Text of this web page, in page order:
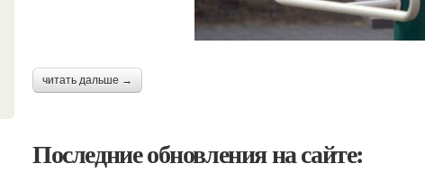
читать дальше →
Последние обновления на сайте: